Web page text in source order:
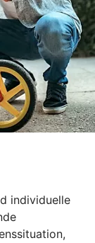
individuelle